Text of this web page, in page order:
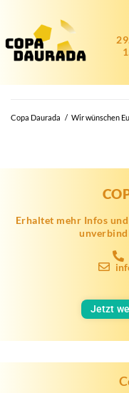
Copa Daurada / Wir wünschen
Erhaltet mehr Infos
Jetzt